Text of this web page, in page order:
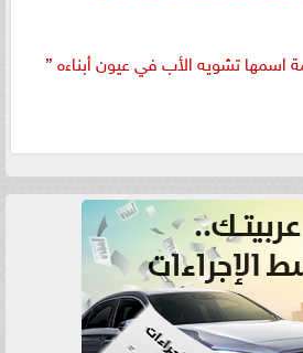
اسمها تشويه الأب في عيون أبناءه ”